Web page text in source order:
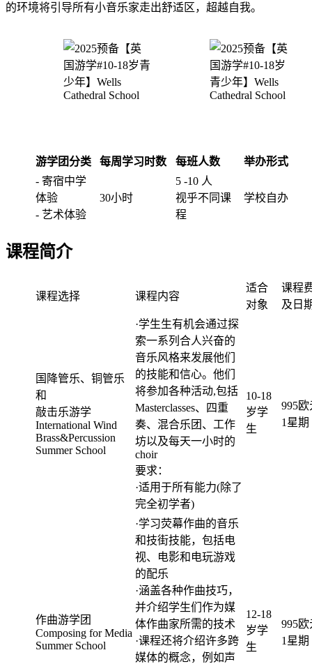
的环境将引导所有小音乐家走出舒适区，超越自我。
游学团分类 每周学习时数 每班人数
举办形式
- 寄宿中学
体验
- 艺术体验
30小时
5 -10 人
视乎不同课
程
学校自办
课程简介
课程选择 课程内容
适合
对象
课程
及日
国降管乐、铜管乐
和
敲击乐游学
International Wind
Brass&Percussion
Summer School
·学生生有机会通过探
索一系列合人兴奋的
音乐风格来发展他们
的技能和信心。他们
将参加各种活动,包括
Masterclasses、四重
奏、混合乐团、工作
坊以及每天一小时的
choir
要求：
·适用于所有能力(除了
完全初学者)
10-18
岁学
生
995欧
1星期
作曲游学团
Composing for Media
Summer School
·学习荧幕作曲的音乐
和技街技能，包括电
视、电影和电玩游戏
的配乐
·涵盖各种作曲技巧，
并介绍学生们作为媒
体作曲家所需的技术
·课程还将介绍许多跨
媒体的概念，例如声
12-18
岁学
生
995欧
1星期